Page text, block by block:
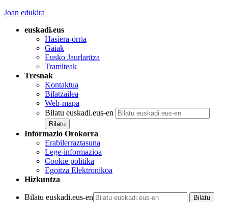
Joan edukira
euskadi.eus
Hasiera-orria
Gaiak
Eusko Jaurlaritza
Tramiteak
Tresnak
Kontaktua
Bilatzailea
Web-mapa
Bilatu euskadi.eus-en
Informazio Orokorra
Erabilerraztasuna
Lege-informazioa
Cookie politika
Egoitza Elektronikoa
Hizkuntza
Bilatu euskadi.eus-en